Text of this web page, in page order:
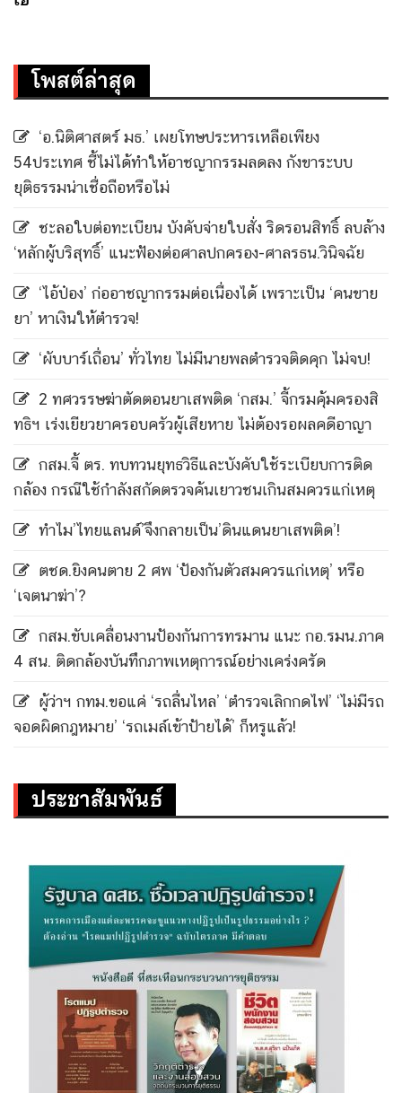
โพสต์ล่าสุด
‘อ.นิติศาสตร์ มธ.’ เผยโทษประหารเหลือเพียง
54ประเทศ ชี้ไม่ได้ทำให้อาชญากรรมลดลง กังขาระบบ
ยุติธรรมน่าเชื่อถือหรือไม่
ชะลอใบต่อทะเบียน บังคับจ่ายใบสั่ง ริดรอนสิทธิ์ ลบล้าง
‘หลักผู้บริสุทธิ์’ แนะฟ้องต่อศาลปกครอง-ศาลรธน.วินิจฉัย
‘ไอ้ป๋อง’ ก่ออาชญากรรมต่อเนื่องได้ เพราะเป็น ‘คนขาย
ยา’ หาเงินให้ตำรวจ!
‘ผับบาร์เถื่อน’ ทั่วไทย ไม่มีนายพลตำรวจติดคุก ไม่จบ!
2 ทศวรรษฆ่าตัดตอนยาเสพติด ‘กสม.’ จี้กรมคุ้มครองสิ
ทธิฯ เร่งเยียวยาครอบครัวผู้เสียหาย ไม่ต้องรอผลคดีอาญา
กสม.จี้ ตร. ทบทวนยุทธวิธีและบังคับใช้ระเบียบการติด
กล้อง กรณีใช้กำลังสกัดตรวจค้นเยาวชนเกินสมควรแก่เหตุ
ทำไม’ไทยแลนด์’จึงกลายเป็น’ดินแดนยาเสพติด’!
ตชด.ยิงคนตาย 2 ศพ ‘ป้องกันตัวสมควรแก่เหตุ’ หรือ
‘เจตนาฆ่า’?
กสม.ขับเคลื่อนงานป้องกันการทรมาน แนะ กอ.รมน.ภาค
4 สน. ติดกล้องบันทึกภาพเหตุการณ์อย่างเคร่งครัด
ผู้ว่าฯ กทม.ขอแค่ ‘รถลื่นไหล’ ‘ตำรวจเลิกกดไฟ’ ‘ไม่มีรถ
จอดผิดกฎหมาย’ ‘รถเมล์เข้าป้ายได้’ ก็หรูแล้ว!
ประชาสัมพันธ์